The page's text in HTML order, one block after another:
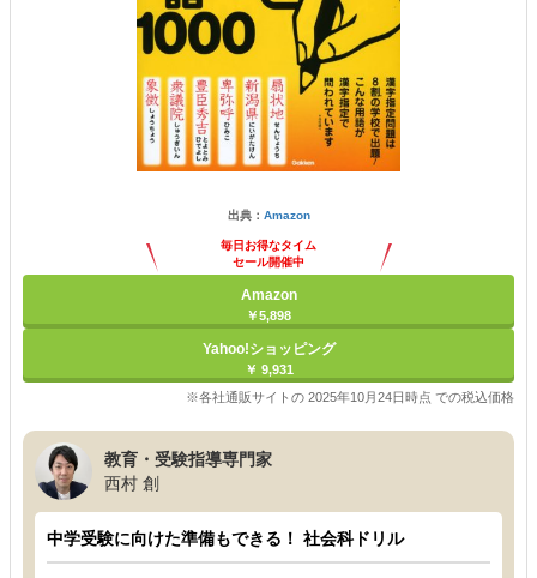
出典： Amazon
毎日お得なタイム
セール開催中
Amazon
￥5,898
Yahoo!ショッピング
￥ 9,931
※各社通販サイトの 2025年10月24日時点 での税込価格
教育・受験指導専門家
西村 創
中学受験に向けた準備もできる！ 社会科ドリル